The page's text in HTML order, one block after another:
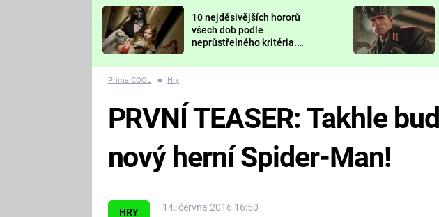
FUTURAMA
10 nejděsivějších hororů
všech dob podle
neprůstřelného kritéria.
nejvíc zvednou tep?
Prima COOL ■ Hry
HRY
14. června 2016 16:50
PRVNÍ TEASER: Takhle
nový herní Spider-Man!